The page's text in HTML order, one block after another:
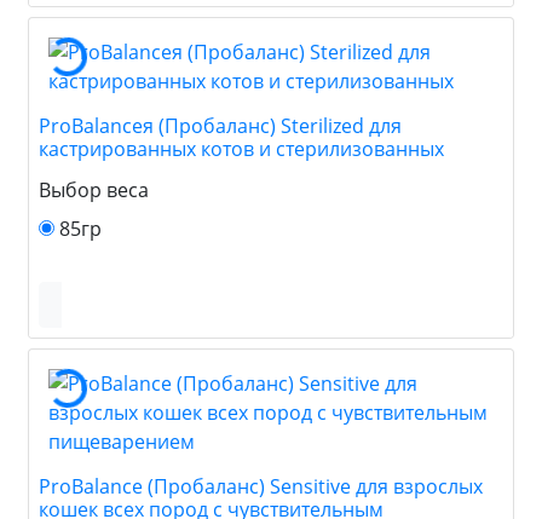
ProBalanceя (Пробаланс) Sterilized для
кастрированных котов и стерилизованных
Выбор веса
85гр
ProBalance (Пробаланс) Sensitive для взрослых
кошек всех пород c чувствительным